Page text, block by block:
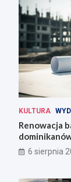
KULTURA
Renowacja
Wrocławiu
6 sierpnia